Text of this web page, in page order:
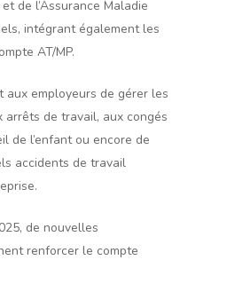
de l’Assurance Maladie
intégrant également les
AT/MP.
aux employeurs de gérer les
arrêts de travail, aux congés
de l’enfant ou encore de
accidents de travail
de nouvelles
renforcer le compte